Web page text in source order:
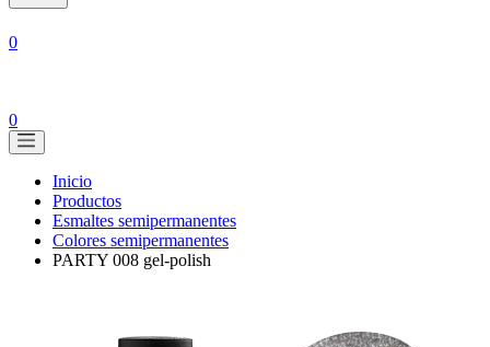
0
0
Inicio
Productos
Esmaltes semipermanentes
Colores semipermanentes
PARTY 008 gel-polish